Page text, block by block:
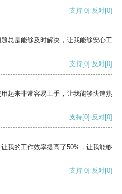
支持[0] 反对[0]
总是能够及时解决，让我能够安心工
支持[0] 反对[0]
起来非常容易上手，让我能够快速熟
支持[0] 反对[0]
我的工作效率提高了50%，让我能够
支持[0] 反对[0]